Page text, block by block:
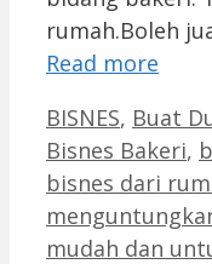
rumah.Boleh
Read more
Categories
BISNES, Buat
Bisnes Bakeri,
bisnes dari
mudah dan